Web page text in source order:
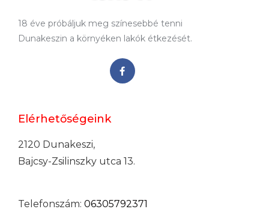
18 éve próbáljuk meg színesebbé tenni
Dunakeszin a környéken lakók étkezését.
Elérhetőségeink
2120 Dunakeszi,
Bajcsy-Zsilinszky utca 13.
Telefonszám: 06305792371